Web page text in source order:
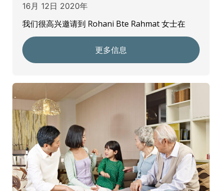
16月 12日 2020年
我们很高兴邀请到 Rohani Bte Rahmat 女士在
更多信息